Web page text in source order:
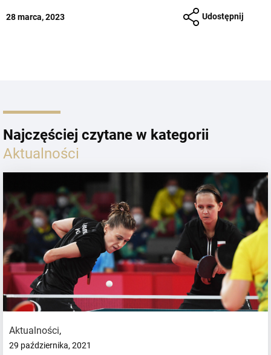
28 marca, 2023 Udostępnij
Najczęściej czytane w kategorii
Aktualności
Aktualności,
29 października, 2021